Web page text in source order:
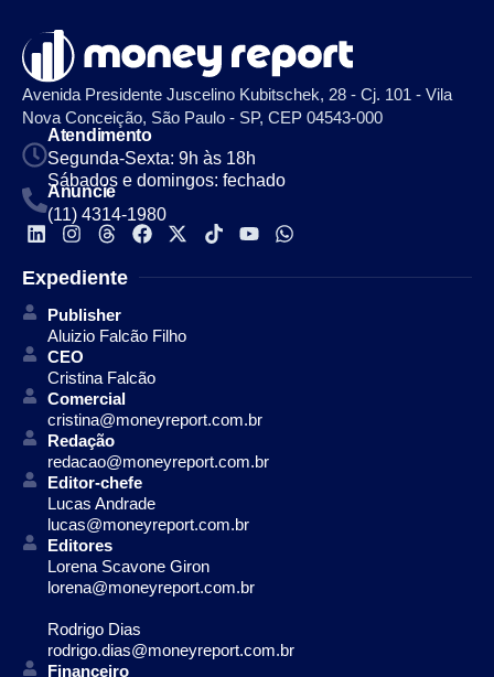
Avenida Presidente Juscelino Kubitschek, 28 - Cj. 101 - Vila
Nova Conceição, São Paulo - SP, CEP 04543-000
Atendimento
Segunda-Sexta: 9h às 18h
Sábados e domingos: fechado
Anuncie
(11) 4314-1980
Expediente
Publisher
Aluizio Falcão Filho
CEO
Cristina Falcão
Comercial
cristina@moneyreport.com.br
Redação
redacao@moneyreport.com.br
Editor-chefe
Lucas Andrade
lucas@moneyreport.com.br
Editores
Lorena Scavone Giron
lorena@moneyreport.com.br
Rodrigo Dias
rodrigo.dias@moneyreport.com.br
Financeiro